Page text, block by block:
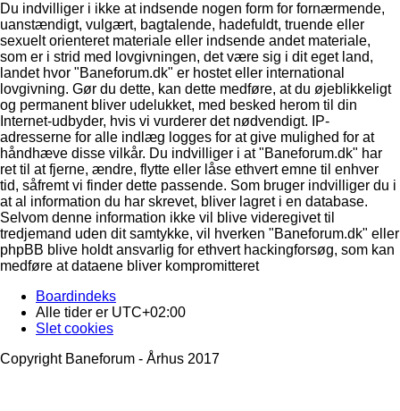
Du indvilliger i ikke at indsende nogen form for fornærmende,
uanstændigt, vulgært, bagtalende, hadefuldt, truende eller
sexuelt orienteret materiale eller indsende andet materiale,
som er i strid med lovgivningen, det være sig i dit eget land,
landet hvor "Baneforum.dk" er hostet eller international
lovgivning. Gør du dette, kan dette medføre, at du øjeblikkeligt
og permanent bliver udelukket, med besked herom til din
Internet-udbyder, hvis vi vurderer det nødvendigt. IP-
adresserne for alle indlæg logges for at give mulighed for at
håndhæve disse vilkår. Du indvilliger i at "Baneforum.dk" har
ret til at fjerne, ændre, flytte eller låse ethvert emne til enhver
tid, såfremt vi finder dette passende. Som bruger indvilliger du i
at al information du har skrevet, bliver lagret i en database.
Selvom denne information ikke vil blive videregivet til
tredjemand uden dit samtykke, vil hverken "Baneforum.dk" eller
phpBB blive holdt ansvarlig for ethvert hackingforsøg, som kan
medføre at dataene bliver kompromitteret
Boardindeks
Alle tider er UTC+02:00
Slet cookies
Copyright Baneforum - Århus 2017